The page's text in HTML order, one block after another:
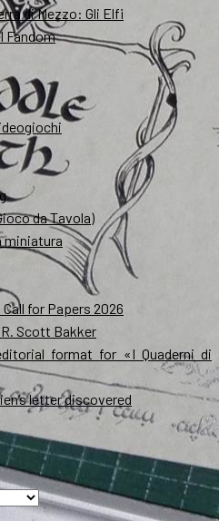
di Mezzo: Gli Elfi
Fandom
da Tavola)
miniatura
for Papers 2026
Scott Bakker
format for «I Quaderni di
letter discovered